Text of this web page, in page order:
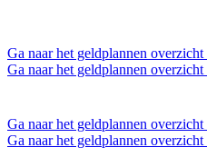
Ga naar het geldplannen overzicht
Ga naar het geldplannen overzicht
Ga naar het geldplannen overzicht
Ga naar het geldplannen overzicht